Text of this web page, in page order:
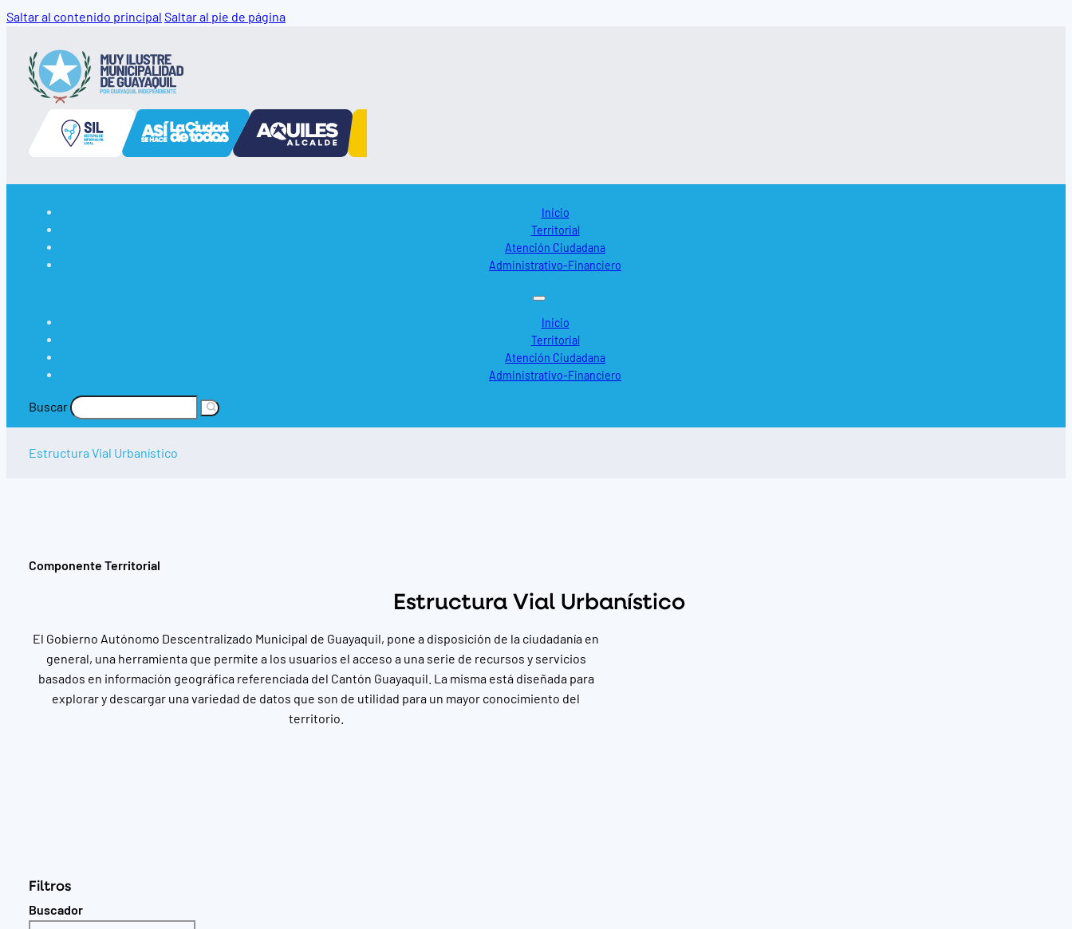
Saltar al contenido principal Saltar al pie de página
Inicio
Territorial
Atención Ciudadana
Administrativo-Financiero
Inicio
Territorial
Atención Ciudadana
Administrativo-Financiero
Buscar
Estructura Vial Urbanístico
Componente Territorial
Estructura Vial Urbanístico
El Gobierno Autónomo Descentralizado Municipal de Guayaquil, pone a disposición de la ciudadanía en
general, una herramienta que permite a los usuarios el acceso a una serie de recursos y servicios
basados en información geográfica referenciada del Cantón Guayaquil. La misma está diseñada para
explorar y descargar una variedad de datos que son de utilidad para un mayor conocimiento del
territorio.
Filtros
Buscador